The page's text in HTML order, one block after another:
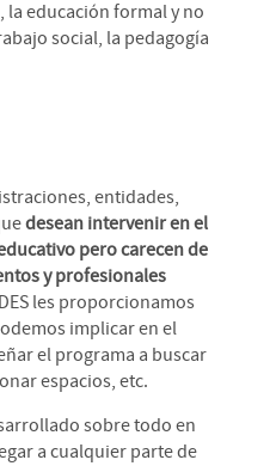
educación formal y no
social, la pedagogía
entidades,
desean intervenir en el
pero carecen de
y profesionales
les proporcionamos
implicar en el
el programa a buscar
espacios, etc.
sobre todo en
a cualquier parte de